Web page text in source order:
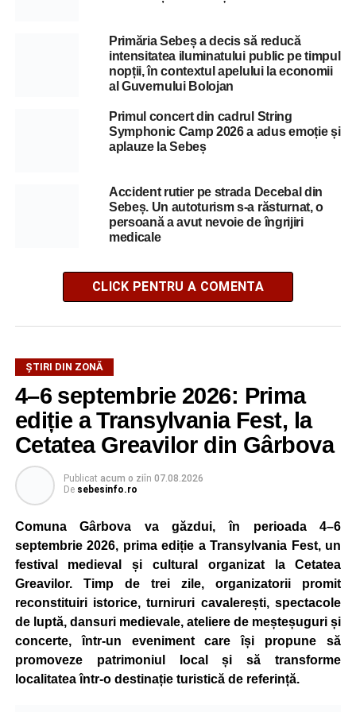
Primăria Sebeș a decis să reducă
intensitatea iluminatului public pe timpul
nopții, în contextul apelului la economii
al Guvernului Bolojan
Primul concert din cadrul String
Symphonic Camp 2026 a adus emoție și
aplauze la Sebeș
Accident rutier pe strada Decebal din
Sebeș. Un autoturism s-a răsturnat, o
persoană a avut nevoie de îngrijiri
medicale
CLICK PENTRU A COMENTA
ȘTIRI DIN ZONĂ
4–6 septembrie 2026: Prima
ediție a Transylvania Fest, la
Cetatea Greavilor din Gârbova
Publicat acum o ziîn 07.08.2026
De sebesinfo.ro
Comuna Gârbova va găzdui, în perioada 4–6
septembrie 2026, prima ediție a Transylvania Fest, un
festival medieval și cultural organizat la Cetatea
Greavilor. Timp de trei zile, organizatorii promit
reconstituiri istorice, turniruri cavalerești, spectacole
de luptă, dansuri medievale, ateliere de meșteșuguri și
concerte, într-un eveniment care își propune să
promoveze patrimoniul local și să transforme
localitatea într-o destinație turistică de referință.